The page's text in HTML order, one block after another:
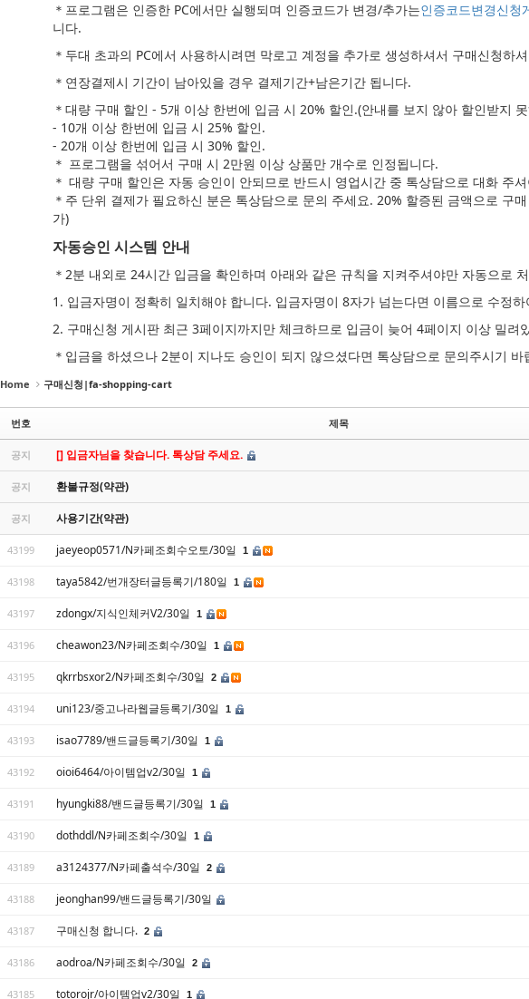
＊프로그램은 인증한 PC에서만 실행되며 인증코드가 변경/추가는인증코드변경신청
니다.
＊두대 초과의 PC에서 사용하시려면 막로고 계정을 추가로 생성하셔서 구매신청하
＊연장결제시 기간이 남아있을 경우 결제기간+남은기간 됩니다.
＊대량 구매 할인 - 5개 이상 한번에 입금 시 20% 할인.(안내를 보지 않아 할인받지
- 10개 이상 한번에 입금 시 25% 할인.
- 20개 이상 한번에 입금 시 30% 할인.
＊ 프로그램을 섞어서 구매 시 2만원 이상 상품만 개수로 인정됩니다.
＊ 대량 구매 할인은 자동 승인이 안되므로 반드시 영업시간 중 톡상담으로 대화 주
＊주 단위 결제가 필요하신 분은 톡상담으로 문의 주세요. 20% 할증된 금액으로 구
가)
자동승인 시스템 안내
＊2분 내외로 24시간 입금을 확인하며 아래와 같은 규칙을 지켜주셔야만 자동으로
1. 입금자명이 정확히 일치해야 합니다. 입금자명이 8자가 넘는다면 이름으로 수정
2. 구매신청 게시판 최근 3페이지까지만 체크하므로 입금이 늦어 4페이지 이상 밀려
＊입금을 하셨으나 2분이 지나도 승인이 되지 않으셨다면 톡상담으로 문의주시기
Home 구매신청|fa-shopping-cart
번호 제목
공지 [] 입금자님을 찾습니다. 톡상담 주세요.
공지 환불규정(약관)
공지 사용기간(약관)
43199 jaeyeop0571/N카페조회수오토/30일 1
43198 taya5842/번개장터글등록기/180일 1
43197 zdongx/지식인체커V2/30일 1
43196 cheawon23/N카페조회수/30일 1
43195 qkrrbsxor2/N카페조회수/30일 2
43194 uni123/중고나라웹글등록기/30일 1
43193 isao7789/밴드글등록기/30일 1
43192 oioi6464/아이템업v2/30일 1
43191 hyungki88/밴드글등록기/30일 1
43190 dothddl/N카페조회수/30일 1
43189 a3124377/N카페출석수/30일 2
43188 jeonghan99/밴드글등록기/30일
43187 구매신청 합니다. 2
43186 aodroa/N카페조회수/30일 2
43185 totorojr/아이템업v2/30일 1